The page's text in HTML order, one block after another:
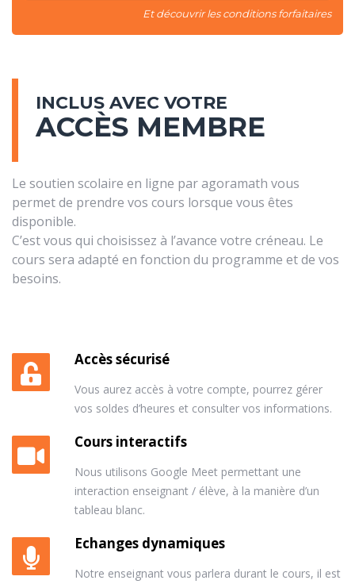
Et découvrir les conditions forfaitaires
INCLUS AVEC VOTRE
ACCÈS MEMBRE
Le soutien scolaire en ligne par agoramath vous
permet de prendre vos cours lorsque vous êtes
disponible.
C’est vous qui choisissez à l’avance votre créneau. Le
cours sera adapté en fonction du programme et de vos
besoins.
Accès sécurisé
Vous aurez accès à votre compte, pourrez gérer
vos soldes d’heures et consulter vos informations.
Cours interactifs
Nous utilisons Google Meet permettant une
interaction enseignant / élève, à la manière d’un
tableau blanc.
Echanges dynamiques
Notre enseignant vous parlera durant le cours, il est